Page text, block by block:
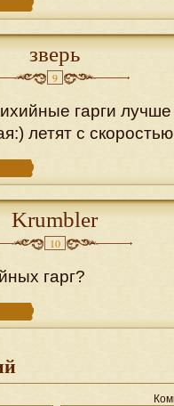
зверь
9
гарги лучше
летят с
Krumbler
10
гарг?